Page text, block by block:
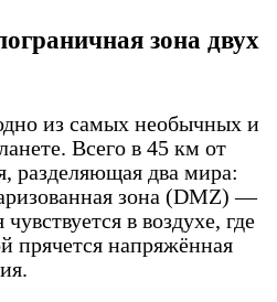
зона двух
из самых необычных и
Всего в 45 км от
разделяющая два мира:
зона (DMZ) —
в воздухе, где
прячется напряжённая